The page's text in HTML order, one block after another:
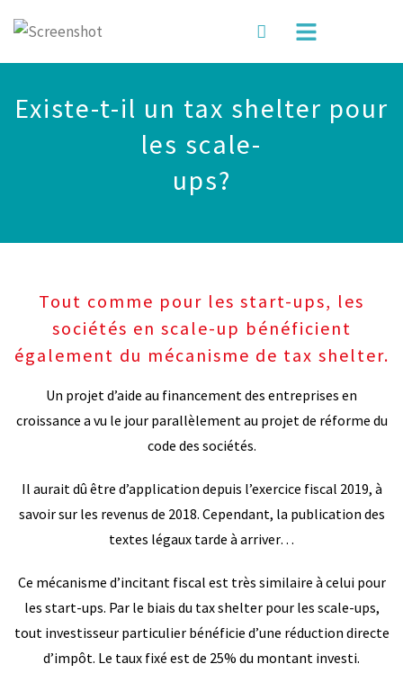
Existe-t-il un tax shelter pour
les scale-
ups?
Tout comme pour les start-ups, les
sociétés en scale-up bénéficient
également du mécanisme de tax shelter.
Un projet d’aide au financement des entreprises en
croissance a vu le jour parallèlement au projet de réforme du
code des sociétés.
Il aurait dû être d’application depuis l’exercice fiscal 2019, à
savoir sur les revenus de 2018. Cependant, la publication des
textes légaux tarde à arriver…
Ce mécanisme d’incitant fiscal est très similaire à celui pour
les start-ups. Par le biais du tax shelter pour les scale-ups,
tout investisseur particulier bénéficie d’une réduction directe
d’impôt. Le taux fixé est de 25% du montant investi.